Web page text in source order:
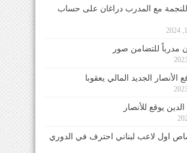
مع المدرب دراغان على حساب
مدرباً للتضامن صور
الجديد المالي يعقوبا
يوقع للأنصار
اول لاعب لبناني احترف في الدوري